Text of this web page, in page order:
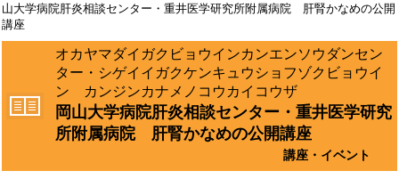
山大学病院肝炎相談センター・重井医学研究所附属病院 肝腎かなめの公開
講座
オカヤマダイガクビョウインカンエンソウダンセン
ター・シゲイイガクケンキュウショフゾクビョウイ
ン カンジンカナメノコウカイコウザ
岡山大学病院肝炎相談センター・重井医学研究
所附属病院 肝腎かなめの公開講座
講座・イベント